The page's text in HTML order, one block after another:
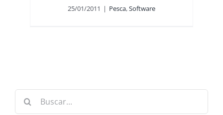
25/01/2011 | Pesca,Software
Buscar: